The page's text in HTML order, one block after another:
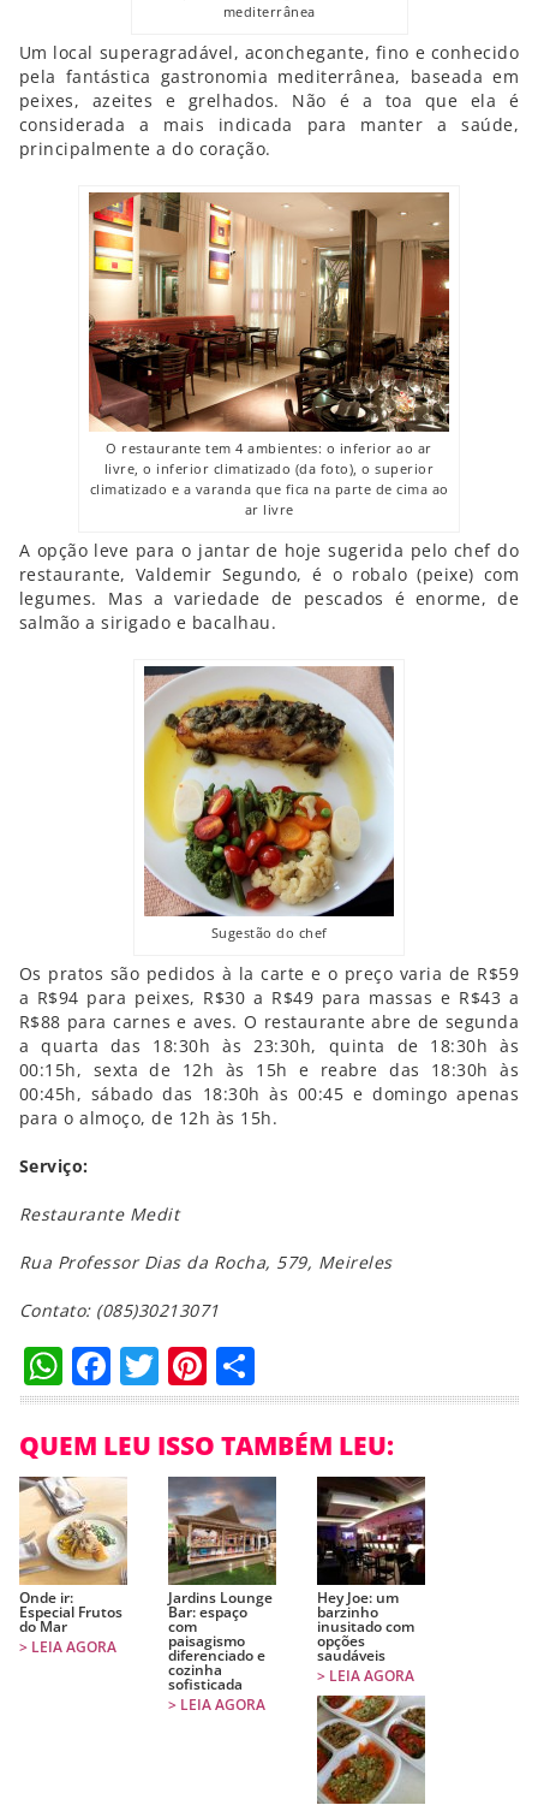
mediterrânea
Um local superagradável, aconchegante, fino e conhecido
pela fantástica gastronomia mediterrânea, baseada em
peixes, azeites e grelhados. Não é a toa que ela é
considerada a mais indicada para manter a saúde,
principalmente a do coração.
O restaurante tem 4 ambientes: o inferior ao ar
livre, o inferior climatizado (da foto), o superior
climatizado e a varanda que fica na parte de cima ao
ar livre
A opção leve para o jantar de hoje sugerida pelo chef do
restaurante, Valdemir Segundo, é o robalo (peixe) com
legumes. Mas a variedade de pescados é enorme, de
salmão a sirigado e bacalhau.
Sugestão do chef
Os pratos são pedidos à la carte e o preço varia de R$59
a R$94 para peixes, R$30 a R$49 para massas e R$43 a
R$88 para carnes e aves. O restaurante abre de segunda
a quarta das 18:30h às 23:30h, quinta de 18:30h às
00:15h, sexta de 12h às 15h e reabre das 18:30h às
00:45h, sábado das 18:30h às 00:45 e domingo apenas
para o almoço, de 12h às 15h.
Serviço:
Restaurante Medit
Rua Professor Dias da Rocha, 579, Meireles
Contato: (085)30213071
WhatsApp
Facebook
TwitterPinterest
Compartilhar
QUEM LEU ISSO TAMBÉM LEU:
Onde ir:
Especial Frutos
do Mar
> LEIA AGORA
Jardins Lounge
Bar: espaço
com
paisagismo
diferenciado e
cozinha
sofisticada
> LEIA AGORA
Hey Joe: um
barzinho
inusitado com
opções
saudáveis
> LEIA AGORA